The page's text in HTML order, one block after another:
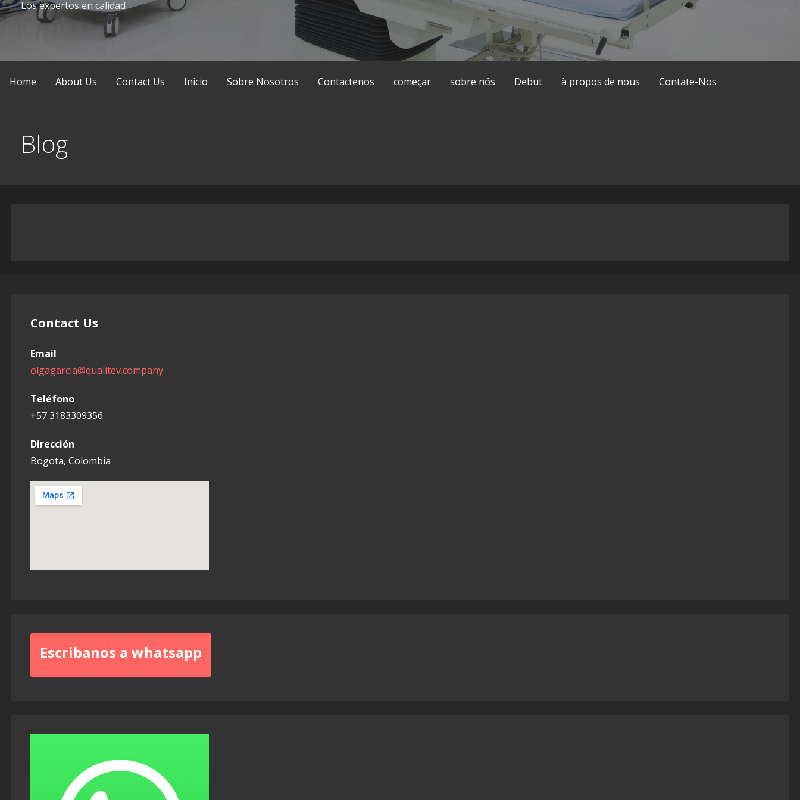
Los expertos en calidad
Home About Us Contact Us Inicio Sobre Nosotros Contactenos começar sobre nós Debut à propos de nous Contate-Nos
Blog
Contact Us
Email
olgagarcia@qualitev.company
Teléfono
+57 3183309356
Dirección
Bogota, Colombia
Escribanos a whatsapp